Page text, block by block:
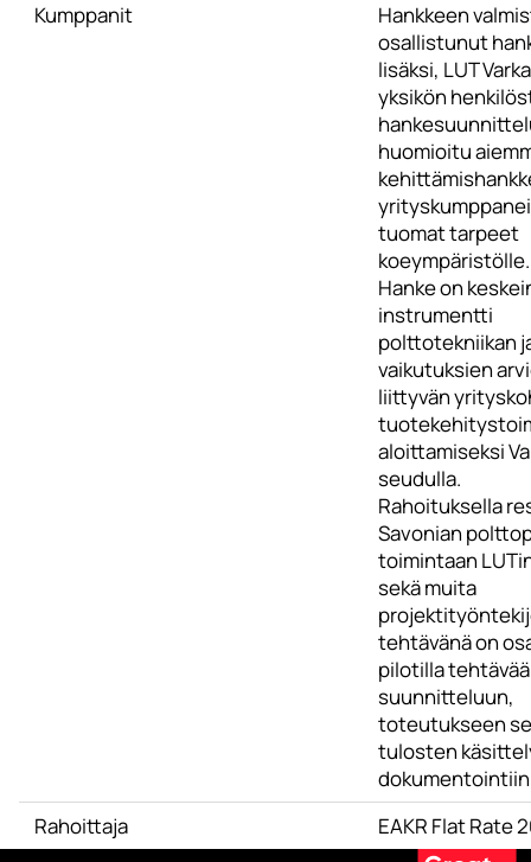
Kumppanit
Hankkeen
osallistunut
lisäksi, LUT
yksikön
huomioitu
tuomat tarpeet
koeympäristölle.
Hanke on
instrumentti
polttotekniikan
vaikutuksien
liittyvän
aloittamiseksi
seudulla.
Rahoituksella
Savonian
toimintaan
sekä muita
tehtävänä on
pilotilla
suunnitteluun,
toteutukseen
tulosten
Rahoittaja
EAKR Flat Rate